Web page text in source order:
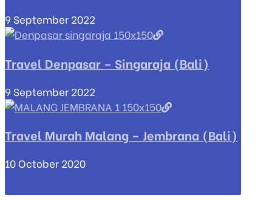
9 September 2022
Travel Denpasar – Singaraja (Bali)
9 September 2022
Travel Murah Malang – Jembrana (Bali)
10 October 2020